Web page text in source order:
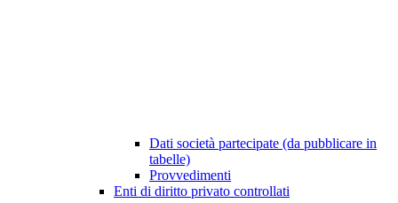
Dati società partecipate (da pubblicare in
tabelle)
Provvedimenti
Enti di diritto privato controllati